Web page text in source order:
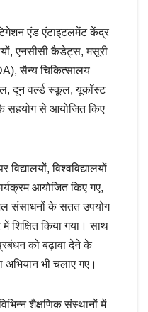
एंड एंटाइटलमेंट केंद्र
एनसीसी कैडेट्स, मसूरी
सैन्य चिकित्सालय
दून वर्ल्ड स्कूल, यूकॉस्ट
सहयोग से आयोजित किए
विश्वविद्यालयों
आयोजित किए गए,
संसाधनों के सतत उपयोग
शिक्षित किया गया। साथ
को बढ़ावा देने के
अभियान भी चलाए गए।
शैक्षणिक संस्थानों में